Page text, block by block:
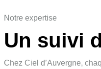
Notre expertise
Un suivi
Chez Ciel d’Auvergne,